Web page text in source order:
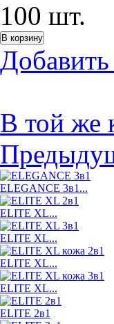
100 шт.
В той же
ELEGANCE 3в1...
ELITE XL...
ELITE XL...
ELITE XL...
ELITE XL...
ELITE 2в1